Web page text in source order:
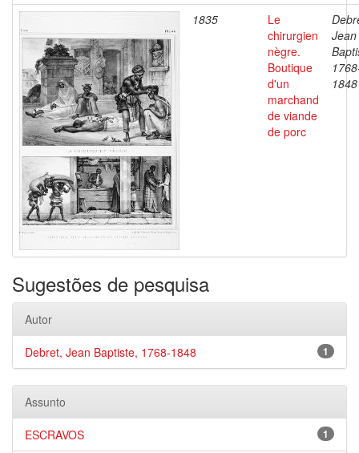
1835
Le
chirurgien
nègre.
Boutique
d'un
marchand
de viande
de porc
Jean
1848
Sugestões de pesquisa
Autor
1
Debret, Jean Baptiste, 1768-1848
Assunto
1
ESCRAVOS